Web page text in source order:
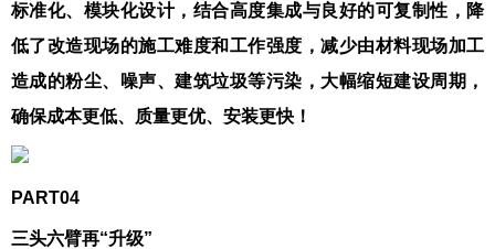
标准化、模块化设计，结合高度集成与良好的可复制性，降
低了改造现场的施工难度和工作强度，减少由材料现场加工
造成的粉尘、噪声、建筑垃圾等污染，大幅缩短建设周期，
确保成本更低、质量更优、安装更快！
PART04
三头六臂再“升级”